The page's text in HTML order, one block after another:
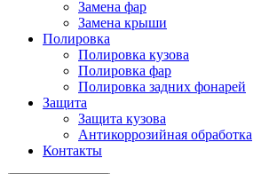
Замена фар
Замена крыши
Полировка
Полировка кузова
Полировка фар
Полировка задних фонарей
Защита
Защита кузова
Антикоррозийная обработка
Контакты